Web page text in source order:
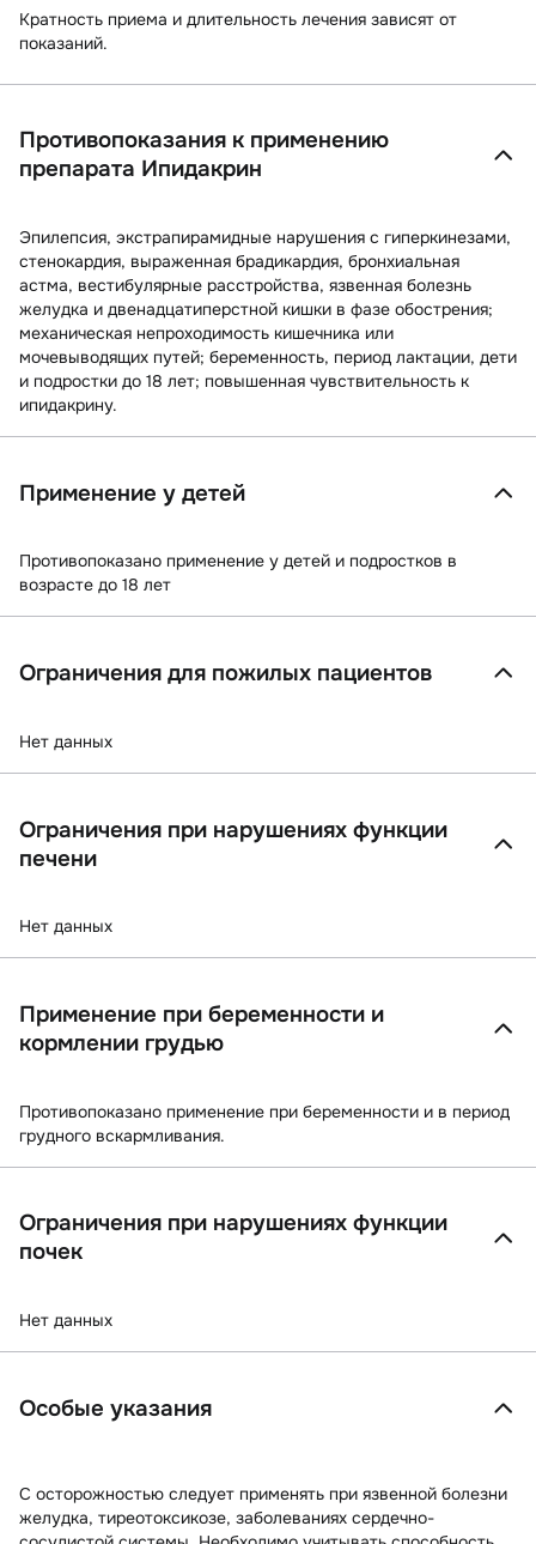
Кратность приема и длительность лечения зависят от
показаний.
Противопоказания к применению
препарата Ипидакрин
Эпилепсия, экстрапирамидные нарушения с гиперкинезами,
стенокардия, выраженная брадикардия, бронхиальная
астма, вестибулярные расстройства, язвенная болезнь
желудка и двенадцатиперстной кишки в фазе обострения;
механическая непроходимость кишечника или
мочевыводящих путей; беременность, период лактации, дети
и подростки до 18 лет; повышенная чувствительность к
ипидакрину.
Применение у детей
Противопоказано применение у детей и подростков в
возрасте до 18 лет
Ограничения для пожилых пациентов
Нет данных
Ограничения при нарушениях функции
печени
Нет данных
Применение при беременности и
кормлении грудью
Противопоказано применение при беременности и в период
грудного вскармливания.
Ограничения при нарушениях функции
почек
Нет данных
Особые указания
С осторожностью следует применять при язвенной болезни
желудка, тиреотоксикозе, заболеваниях сердечно-